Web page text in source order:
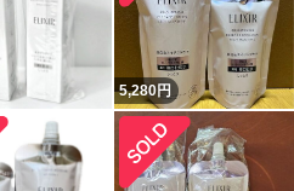
5,280円